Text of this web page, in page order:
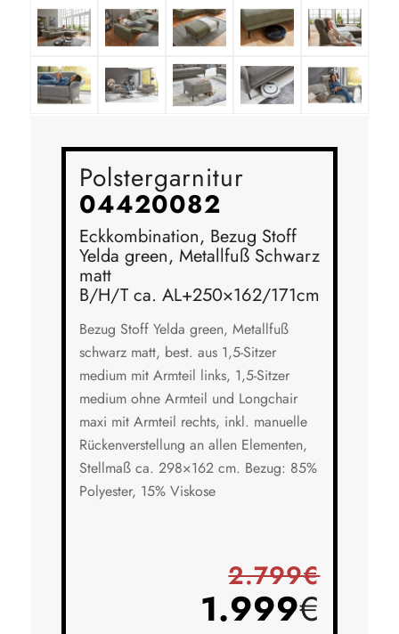
Polstergarnitur
04420082
Eckkombination, Bezug Stoff
Yelda green, Metallfuß Schwarz
matt
B/H/T ca. AL+250×162/171cm
Bezug Stoff Yelda green, Metallfuß
schwarz matt, best. aus 1,5-Sitzer
medium mit Armteil links, 1,5-Sitzer
medium ohne Armteil und Longchair
maxi mit Armteil rechts, inkl. manuelle
Rückenverstellung an allen Elementen,
Stellmaß ca. 298×162 cm. Bezug: 85%
Polyester, 15% Viskose
2.799€
1.999€